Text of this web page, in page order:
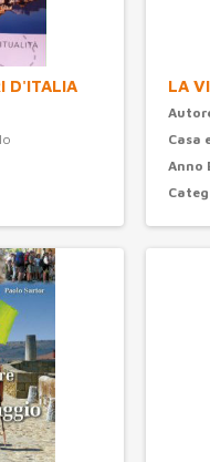
D'ITALIA LA
Casa
Anno